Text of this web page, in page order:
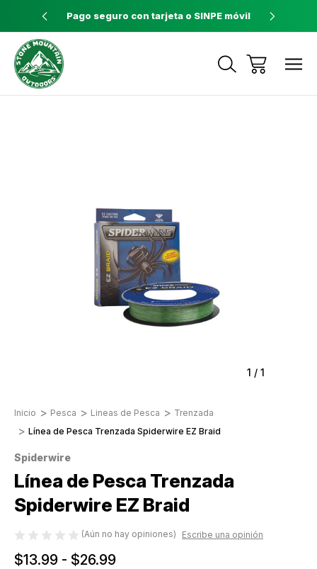
a $60 Pago seguro con tarjeta o SINPE móvil
1 / 1
Inicio Pesca Lineas de Pesca
Trenzada
Línea de Pesca Trenzada Spiderwire EZ Braid
Spiderwire
Línea de Pesca Trenzada
Spiderwire EZ Braid
(Aún no hay opiniones) Escribe una opinión
$13.99 - $26.99